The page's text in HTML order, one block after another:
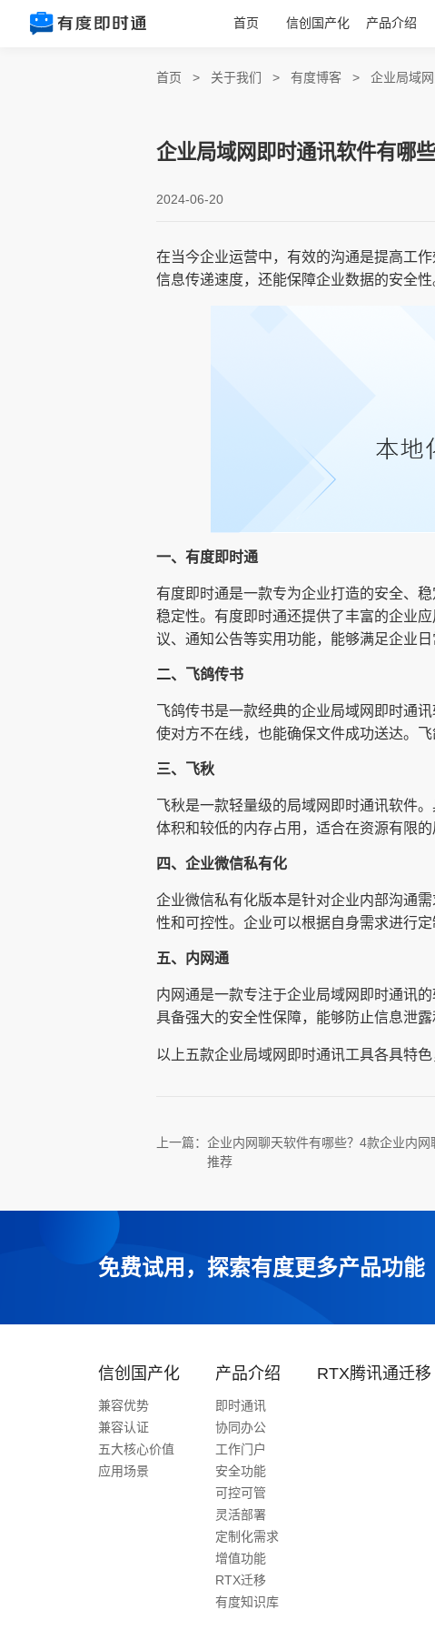
首页 信创国产化 产品介绍
首页 > 关于我们 > 有度博客 > 企业局域
企业局域网即时通讯软件有哪
2024-06-20
在当今企业运营中，有效的沟通是提高工
信息传递速度，还能保障企业数据的安全
一、有度即时通
有度即时通是一款专为企业打造的安全、
稳定性。有度即时通还提供了丰富的企业
议、通知公告等实用功能，能够满足企业日
二、飞鸽传书
飞鸽传书是一款经典的企业局域网即时通
使对方不在线，也能确保文件成功送达。
三、飞秋
飞秋是一款轻量级的局域网即时通讯软件
体积和较低的内存占用，适合在资源有限
四、企业微信私有化
企业微信私有化版本是针对企业内部沟通
性和可控性。企业可以根据自身需求进行
五、内网通
内网通是一款专注于企业局域网即时通讯
具备强大的安全性保障，能够防止信息泄
以上五款企业局域网即时通讯工具各具特
上一篇： 企业内网聊天软件有哪些？4款企业内网
推荐
免费试用，探索有度更多产品功能
信创国产化
兼容优势
兼容认证
五大核心价值
应用场景
产品介绍
即时通讯
协同办公
工作门户
安全功能
可控可管
灵活部署
定制化需求
增值功能
RTX迁移
有度知识库
RTX腾讯通迁移